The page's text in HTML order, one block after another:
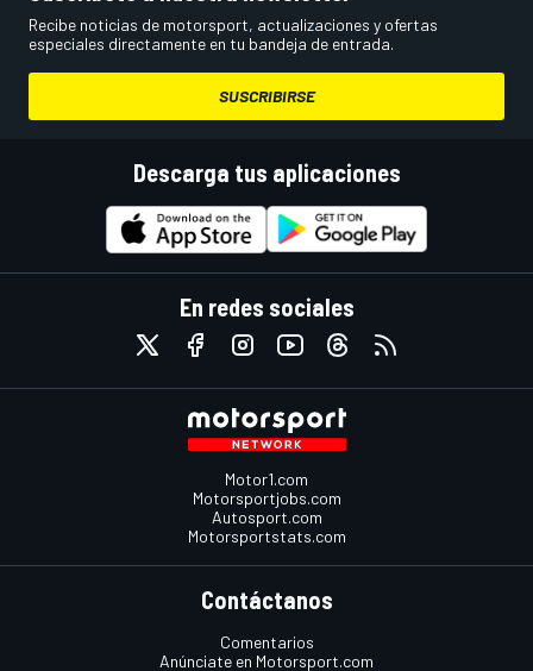
Recibe noticias de motorsport, actualizaciones y ofertas
especiales directamente en tu bandeja de entrada.
SUSCRIBIRSE
Descarga tus aplicaciones
En redes sociales
Motor1.com
Motorsportjobs.com
Autosport.com
Motorsportstats.com
Contáctanos
Comentarios
Anúnciate en Motorsport.com